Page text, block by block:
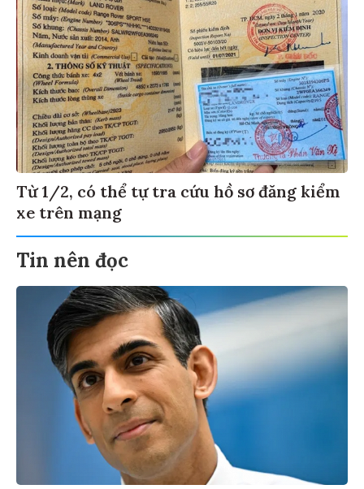
Từ 1/2, có thể tự tra cứu hồ sơ đăng kiểm
xe trên mạng
Tin nên đọc